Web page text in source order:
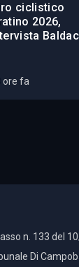
ciclistico
2026,
ore fa
n. 133 del
Di